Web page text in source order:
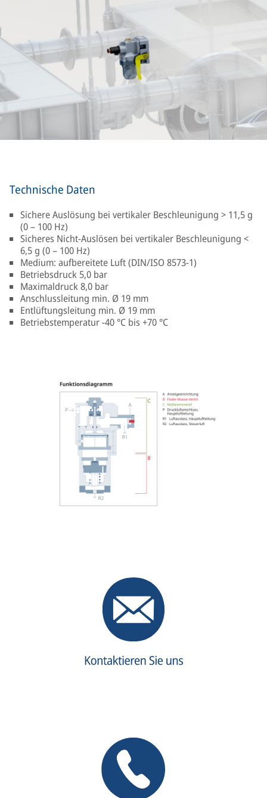
Technische Daten
Sichere Auslösung bei vertikaler Beschleunigung > 11,5 g
(0 – 100 Hz)
Sicheres Nicht-Auslösen bei vertikaler Beschleunigung <
6,5 g (0 – 100 Hz)
Medium: aufbereitete Luft (DIN/ISO 8573-1)
Betriebsdruck 5,0 bar
Maximaldruck 8,0 bar
Anschlussleitung min. Ø 19 mm
Entlüftungsleitung min. Ø 19 mm
Betriebstemperatur -40 °C bis +70 °C